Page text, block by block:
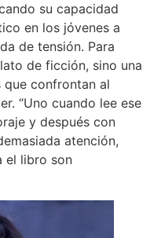
su capacidad
en los jóvenes a
de tensión. Para
de ficción, sino una
que confrontan al
“Uno cuando lee ese
y después con
atención,
el libro son